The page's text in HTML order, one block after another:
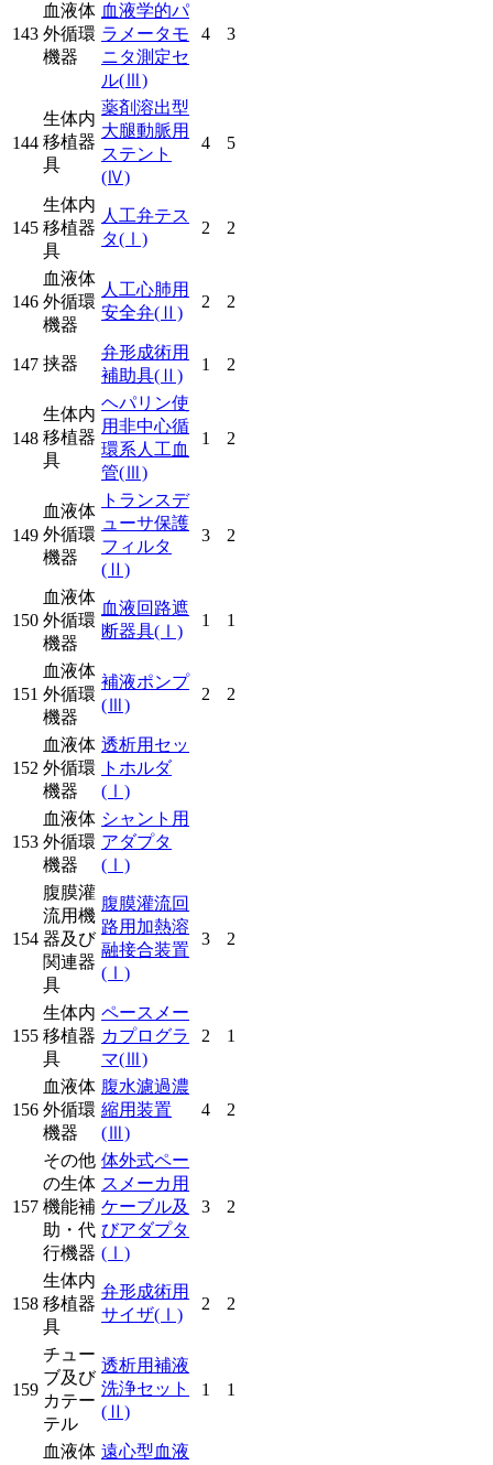
143
血液体
外循環
機器
血液学的パ
ラメータモ
ニタ測定セ
ル(Ⅲ)
4 3
144
生体内
移植器
具
薬剤溶出型
大腿動脈用
ステント
(Ⅳ)
4 5
145
生体内
移植器
具
人工弁テス
タ(Ⅰ)
2 2
146
血液体
外循環
機器
人工心肺用
安全弁(Ⅱ)
2 2
147 挟器
弁形成術用
補助具(Ⅱ)
1 2
148
生体内
移植器
具
ヘパリン使
用非中心循
環系人工血
管(Ⅲ)
1 2
149
血液体
外循環
機器
トランスデ
ューサ保護
フィルタ
(Ⅱ)
3 2
150
血液体
外循環
機器
血液回路遮
断器具(Ⅰ)
1 1
151
血液体
外循環
機器
補液ポンプ
(Ⅲ)
2 2
152
血液体
外循環
機器
透析用セッ
トホルダ
(Ⅰ)
153
血液体
外循環
機器
シャント用
アダプタ
(Ⅰ)
154
腹膜灌
流用機
器及び
関連器
具
腹膜灌流回
路用加熱溶
融接合装置
(Ⅰ)
3 2
155
生体内
移植器
具
ペースメー
カプログラ
マ(Ⅲ)
2 1
156
血液体
外循環
機器
腹水濾過濃
縮用装置
(Ⅲ)
4 2
157
その他
の生体
機能補
助・代
行機器
体外式ペー
スメーカ用
ケーブル及
びアダプタ
(Ⅰ)
3 2
158
生体内
移植器
具
弁形成術用
サイザ(Ⅰ)
2 2
159
チュー
ブ及び
カテー
テル
透析用補液
洗浄セット
(Ⅱ)
1 1
血液体 遠心型血液